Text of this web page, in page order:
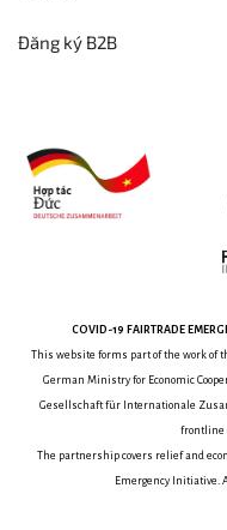
Đăng ký B2B
COVID-19 FAIRTRADE
This website forms part of the work of
German Ministry for Economic
Gesellschaft für Internationale
frontline
The partnership covers relief and
Emergency Initiative.